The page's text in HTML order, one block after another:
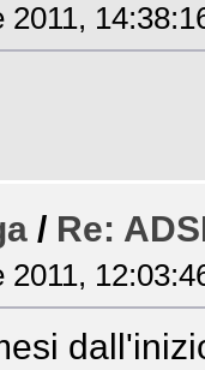
2011,
/ Re:
2011,